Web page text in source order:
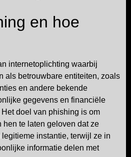
en hoe
internetoplichting waarbij
als betrouwbare entiteiten, zoals
en andere bekende
gegevens en financiële
doel van phishing is om
hen te laten geloven dat ze
instantie, terwijl ze in
informatie delen met